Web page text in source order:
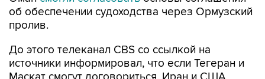
об обеспечении судоходства через Ормузский
пролив.
До этого телеканал CBS со ссылкой на
источники информировал, что если Тегеран и